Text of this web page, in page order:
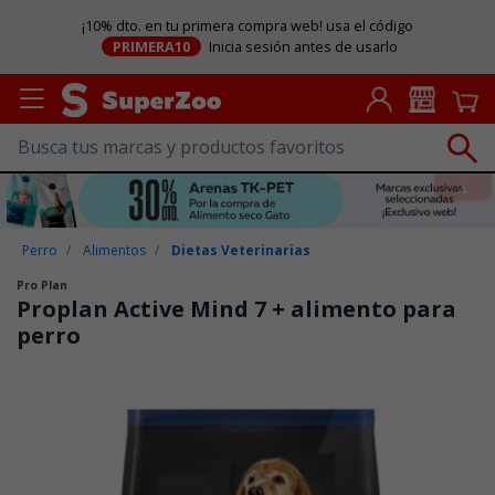
¡10% dto. en tu primera compra web! usa el código
PRIMERA10
Inicia sesión antes de usarlo
Perro Alimentos Dietas Veterinarias
Pro Plan
Proplan Active Mind 7 + alimento para
perro